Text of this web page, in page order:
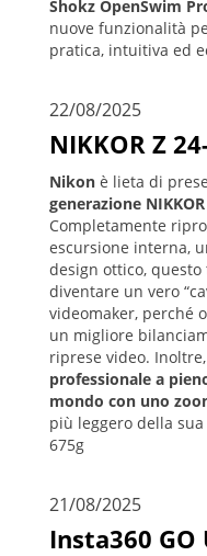
Shokz OpenSwim
nuove funzionalità
pratica, intuitiva ed
22/08/2025
NIKKOR Z
Nikon è lieta di
generazione
Completamente
escursione interna,
design ottico,
diventare un vero
videomaker, perché
un migliore
riprese video.
professionale a
mondo con uno
più leggero della
675g
21/08/2025
Insta360